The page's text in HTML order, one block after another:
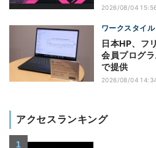
2026/08/04
ワークスタイル
日本HP、フ
会員プログ
で提供
2026/08/04
アクセスランキング